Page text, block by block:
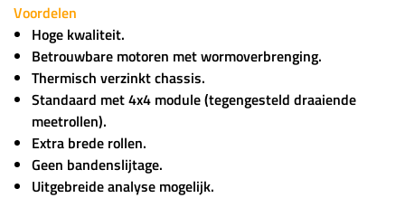
Voordelen
Hoge kwaliteit.
Betrouwbare motoren met wormoverbrenging.
Thermisch verzinkt chassis.
Standaard met 4x4 module (tegengesteld draaiende
meetrollen).
Extra brede rollen.
Geen bandenslijtage.
Uitgebreide analyse mogelijk.